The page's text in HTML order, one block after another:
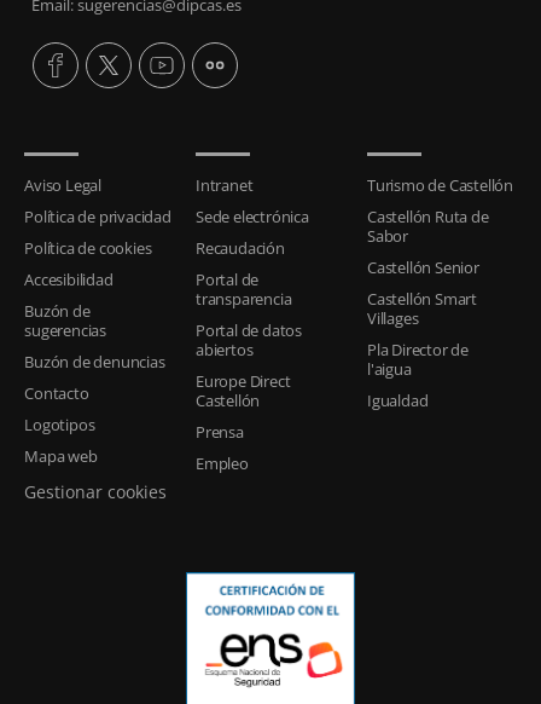
Email: sugerencias@dipcas.es
Aviso Legal
Política de privacidad
Política de cookies
Accesibilidad
Buzón de
sugerencias
Buzón de denuncias
Contacto
Logotipos
Mapa web
Gestionar cookies
Intranet
Sede electrónica
Recaudación
Portal de
transparencia
Portal de datos
abiertos
Europe Direct
Castellón
Prensa
Empleo
Turismo de Castellón
Castellón Ruta de
Sabor
Castellón Senior
Castellón Smart
Villages
Pla Director de
l'aigua
Igualdad